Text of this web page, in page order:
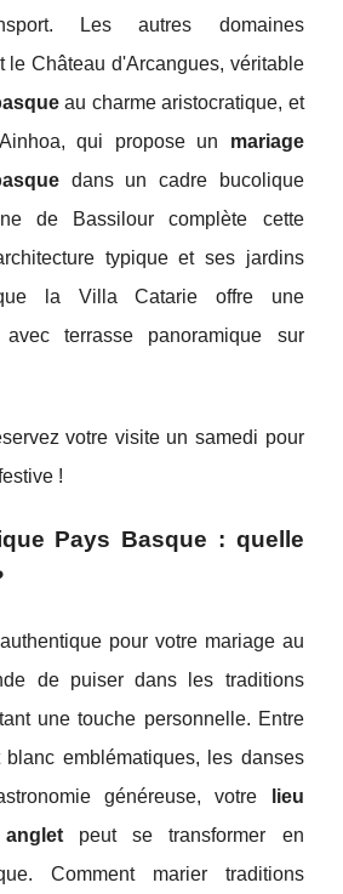
Les autres domaines
le Château d'Arcangues, véritable
au charme aristocratique, et
qui propose un mariage
dans un cadre bucolique
de Bassilour complète cette
typique et ses jardins
la Villa Catarie offre une
avec terrasse panoramique sur
votre visite un samedi pour
!
Pays Basque : quelle
pour votre mariage au
de puiser dans les traditions
une touche personnelle. Entre
blanc emblématiques, les danses
généreuse, votre
lieu
peut se transformer en
Comment marier traditions